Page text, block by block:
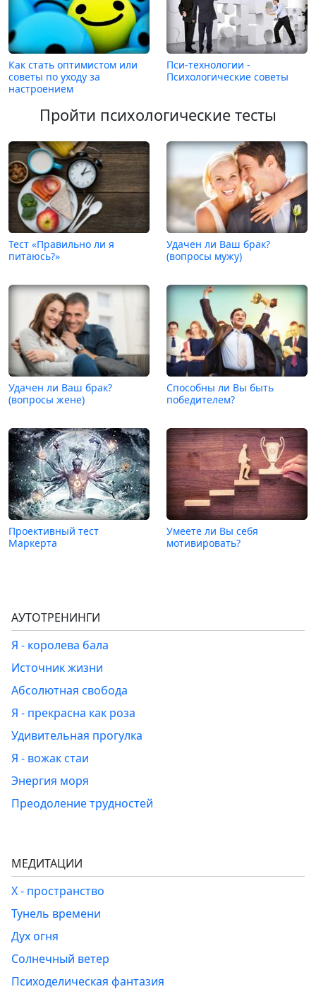
Как стать оптимистом или
советы по уходу за
настроением
Пси-технологии -
Психологические советы
Пройти психологические тесты
Тест «Правильно ли я
питаюсь?»
Удачен ли Ваш брак?
(вопросы мужу)
Удачен ли Ваш брак?
(вопросы жене)
Способны ли Вы быть
победителем?
Проективный тест
Маркерта
Умеете ли Вы себя
мотивировать?
АУТОТРЕНИНГИ
Я - королева бала
Источник жизни
Абсолютная свобода
Я - прекрасна как роза
Удивительная прогулка
Я - вожак стаи
Энергия моря
Преодоление трудностей
МЕДИТАЦИИ
Х - пространство
Тунель времени
Дух огня
Солнечный ветер
Психоделическая фантазия